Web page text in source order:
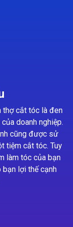
thợ cắt tóc là đen
doanh nghiệp.
cũng được sử
tiệm cắt tóc. Tuy
làm tóc của bạn
lợi thế cạnh